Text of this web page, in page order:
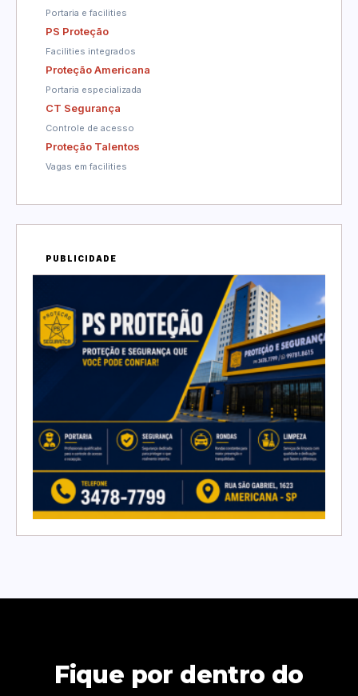
Portaria e facilities
PS Proteção
Facilities integrados
Proteção Americana
Portaria especializada
CT Segurança
Controle de acesso
Proteção Talentos
Vagas em facilities
PUBLICIDADE
Fique por dentro do